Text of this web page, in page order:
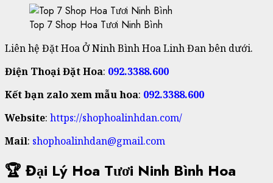
Top 7 Shop Hoa Tươi Ninh Bình
Liên hệ Đặt Hoa Ở Ninh Bình Hoa Linh Đan bên dưới.
Điện Thoại Đặt Hoa: 092.3388.600
Kết bạn zalo xem mẫu hoa: 092.3388.600
Website: https://shophoalinhdan.com/
Mail: shophoalinhdan@gmail.com
🏆 Đại Lý Hoa Tươi Ninh Bình Hoa